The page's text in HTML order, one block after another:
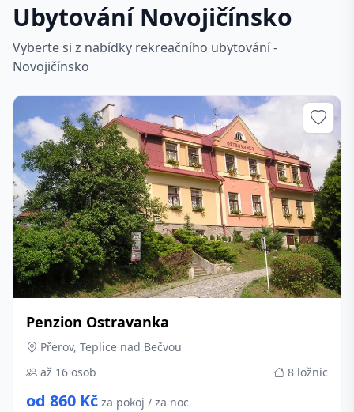
Ubytování Novojičínsko
Vyberte si z nabídky rekreačního ubytování -
Novojičínsko
Penzion Ostravanka
Přerov, Teplice nad Bečvou
až 16 osob
8 ložnic
od 860 Kč za pokoj / za noc